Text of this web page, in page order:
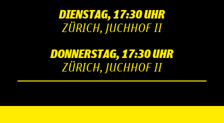
DIENSTAG, 17:30 UHR
ZÜRICH, JUCHHOF II
DONNERSTAG, 17:30 UHR
ZÜRICH, JUCHHOF II